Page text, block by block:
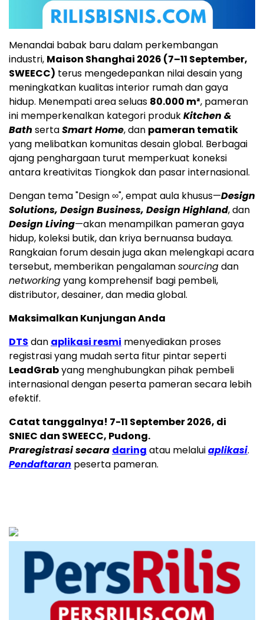
Menandai babak baru dalam perkembangan
industri, Maison Shanghai 2026 (7–11 September,
SWEECC) terus mengedepankan nilai desain yang
meningkatkan kualitas interior rumah dan gaya
hidup. Menempati area seluas 80.000 m², pameran
ini memperkenalkan kategori produkKitchen &
Bath sertaSmart Home, dan pameran tematik
yang melibatkan komunitas desain global. Berbagai
ajang penghargaan turut memperkuat koneksi
antara kreativitas Tiongkok dan pasar internasional.
Dengan tema "Design ∞", empat aula khusus—Design
Solutions, Design Business, Design Highland, dan
Design Living—akan menampilkan pameran gaya
hidup, koleksi butik, dan kriya bernuansa budaya.
Rangkaian forum desain juga akan melengkapi acara
tersebut, memberikan pengalamansourcingdan
networkingyang komprehensif bagi pembeli,
distributor, desainer, dan media global.
Maksimalkan Kunjungan Anda
DTS dan aplikasi resmi menyediakan proses
registrasi yang mudah serta fitur pintar seperti
LeadGrabyang menghubungkan pihak pembeli
internasional dengan peserta pameran secara lebih
efektif.
Catat tanggalnya! 7-11 September 2026, di
SNIEC dan SWEECC, Pudong.
Praregistrasi secara daring atau melaluiaplikasi.
Pendaftaran peserta pameran.